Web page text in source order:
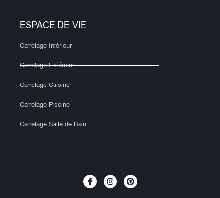
ESPACE DE VIE
Carrelage Intérieur
Carrelage Extérieur
Carrelage Cuisine
Carrelage Piscine
Carrelage Salle de Bain